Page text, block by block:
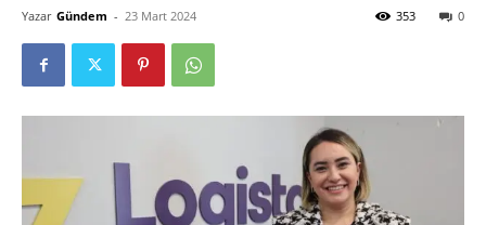
Yazar Gündem - 23 Mart 2024 0
353